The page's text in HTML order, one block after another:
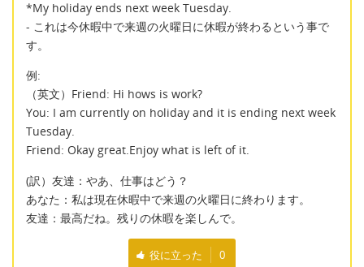
*My holiday ends next week Tuesday.
- これは今休暇中で来週の火曜日に休暇が終わるという事で
す。
例:
（英文）Friend: Hi hows is work?
You: I am currently on holiday and it is ending next week
Tuesday.
Friend: Okay great.Enjoy what is left of it.
(訳）友達：やあ、仕事はどう？
あなた：私は現在休暇中で来週の火曜日に終わります。
友達：最高だね。残りの休暇を楽しんで。
役に立った 0